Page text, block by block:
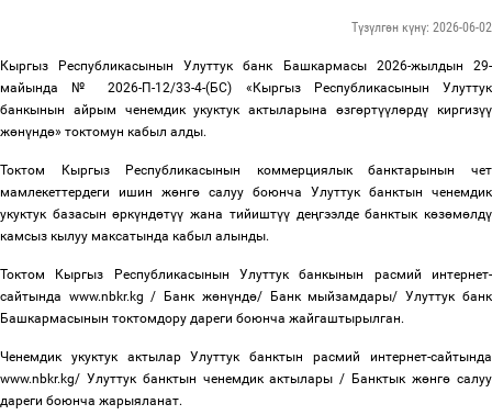
Түзүлгөн күнү: 2026-06-02
Кыргыз Республикасынын Улуттук банк Башкармасы 2026-жылдын 29-
майында № 2026-П-12/33-4-(БС) «Кыргыз Республикасынын Улуттук
банкынын айрым ченемдик укуктук актыларынаөзгөртүүлөрдү киргизүү
жөнүндө» токтомун кабыл алды.
Токтом Кыргыз Республикасынын коммерциялык банктарынын чет
мамлекеттердеги ишин жөнгө салуу боюнча Улуттук банктын ченемдик
укуктук базасынөркүндөтүү жана тийиштүүдеңгээлде банктык көзөмөлдү
камсыз кылуу максатында кабыл алынды.
Токтом Кыргыз Республикасынын Улуттук банкынын расмий интернет-
сайтында www.nbkr.kg / Банк жөнүндө/ Банк мыйзамдары/ Улуттук банк
Башкармасынын токтомдору дареги боюнча жайгаштырылган.
Ченемдик укуктук актылар Улуттук банктын расмий интернет-сайтында
www.nbkr.kg/ Улуттук банктын ченемдик актылары / Банктык жөнгө салуу
дареги боюнча жарыяланат.